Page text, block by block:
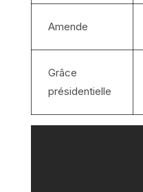
Amende
Grâce
présidentielle